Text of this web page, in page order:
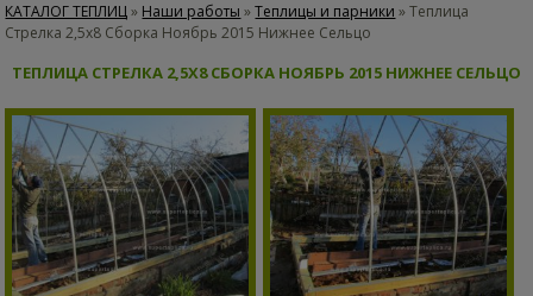
КАТАЛОГ ТЕПЛИЦ» Наши работы »Теплицы и парники »Теплица
Стрелка 2,5х8 Сборка Ноябрь 2015 Нижнее Сельцо
ТЕПЛИЦА СТРЕЛКА 2,5Х8 СБОРКА НОЯБРЬ 2015 НИЖНЕЕ СЕЛЬЦО